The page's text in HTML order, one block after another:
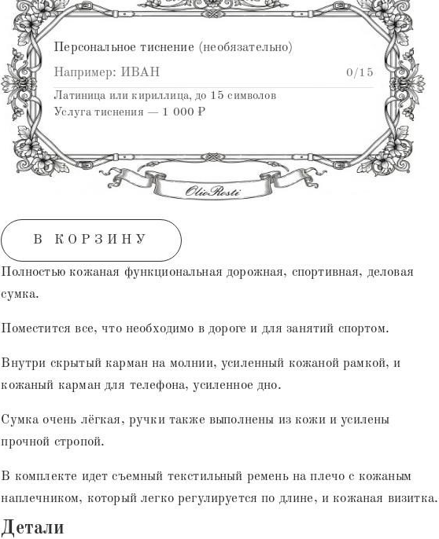
Персональное тиснение (необязательно)
0/15
Латиница или кириллица, до 15 символов
Услуга тиснения — 1 000 ₽
В КОРЗИНУ
Полностью кожаная функциональная дорожная, спортивная, деловая
сумка.
Поместится все, что необходимо в дороге и для занятий спортом.
Внутри скрытый карман на молнии, усиленный кожаной рамкой, и
кожаный карман для телефона, усиленное дно.
Сумка очень лёгкая, ручки также выполнены из кожи и усилены
прочной стропой.
В комплекте идет съемный текстильный ремень на плечо с кожаным
наплечником, который легко регулируется по длине, и кожаная визитка.
Детали